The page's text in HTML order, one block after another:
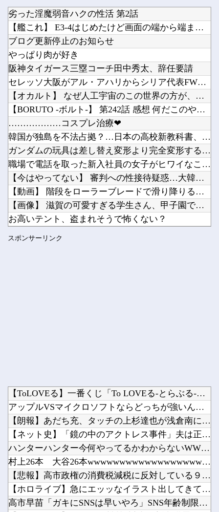
お高いテント、盗まれそうで怖くない？
【櫻坂46】 森田ひかる、近日解禁...
【にじさんじ】 すこや、母親に「ゴミ持ってきなさいよ！」→ おしり振りながら「いーやーヤダ...
Powered by livedoor 相互RSS
ツギクルブックス：『不遇転生でも【豪運スキル】で大逆転!』 などの表紙他
【速報】AKB48が千葉ロッテ参戦、佐藤綺星の始球式＆3曲披露に裏住民歓喜ｗｗｗ他
【画像】女芸人の吉住さん、メイクしたら普通に美人の部類だった→ご覧くださいw w w w ...
【ウマ娘】スティルの音楽隊「ﾆｬｰﾝ」「ﾆｬｰﾝ」「ﾆｬｰﾝ」「ﾆｬｰﾝ?」他
【悲報】日本の警察が拳銃で凶悪犯を射殺すると「本当に正しかったのか？」と疑われる異常社会他
【速報】中比スカボロー礁を巡る問題で遂に米国参戦、まさかのこっち擁護であっち批判！！他
ファミコンミニ「2016年発売」←マジかよｗｗｗｗｗ他
次回の乃木ののゲストは5期生からこのメンバーが登場！！！【乃木坂46】他
Powered by livedoor 相互RSS
劣った淫魔弱音ハクの性活 第2話
【艦これ】 E3-4はじめたけど画面の端から端まで行くんだな...
ブログ更新停止のお知らせ
やっぱり肉が好き
阪神タイガース三塁コーチ田中秀太、辞任要請
セレッソ大阪がアル・アハリからシリア代表FWパブロ・サバック...
【オカルト】 なぜ人工宇宙のこの世界の方が、本物の宇宙より本...
【BORUTO -ボルト-】 第242話 感想 何だこのやっ...
………………コスプレ治療❤
韓国が独島を不法占拠？…日本の高校新教科書、また強引な主張＝...
ガンダムの玩具は差し替え変形より完全変形する方がいいよね
職場で電話を取った新入社員の女子がヒワイなことを言われてショ...
【今はやってない】 審判への性接待疑惑…大韓サッカー協会が声...
【動画】 階段をローラーブレードで滑り降りる女性
【画像】 滋賀の可愛すぎる学生さん、甲子園で発見される
お高いテント、盗まれそうで怖くない？
【櫻坂46】 森田ひかる、近日解禁...
スポンサーリンク
【ToLOVEる】一番くじ「To LOVEる-とらぶる-ダー...
アップルVSマイクロソフトならどっちが強いんや？他
【朗報】あだち充、タッチの上杉達也が浅倉南に告白したシーンを...
【ネット史】「鏡の中のアクトレス事件」夫は正しかったのに、な...
ハンターハンター今何やってるかわからないWWW他
村上26本 大谷26本wwwwwwwwwwwwwwwwwww...
【悲報】高市政権の消費税減税に反対している９人の自民党議員が...
【ホロライブ】急にエッッなイラスト出してきてびっくりしたで他
高市早苗「ガキにSNSは早いやろ」SNS年齢制限法案提出検討...